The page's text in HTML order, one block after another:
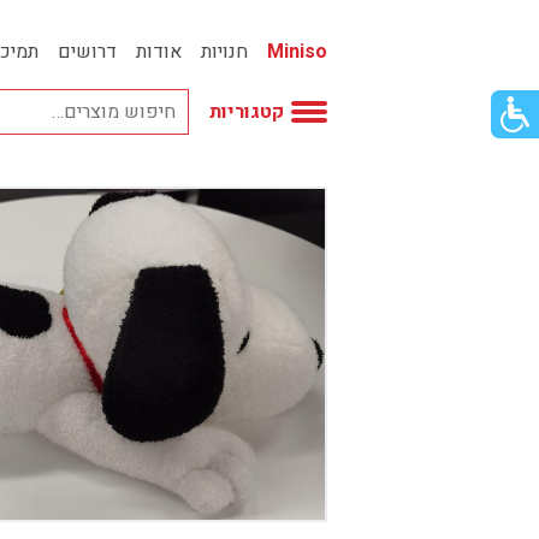
כפתור
לפתיחת
Miniso חנויות אודות דרושים
קטגוריות
אביזרי אופנה
אמבטיה
באק טו סקול
בישום ונרות
בעלי חיים
בקבוקים